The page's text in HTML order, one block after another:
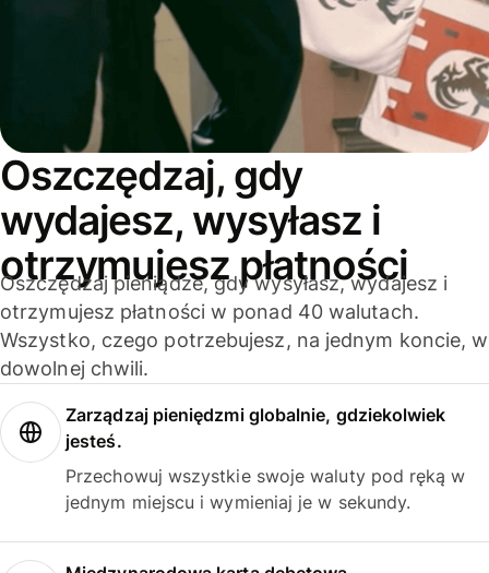
Oszczędzaj, gdy
wydajesz, wysyłasz i
otrzymujesz płatności
Oszczędzaj pieniądze, gdy wysyłasz, wydajesz i
otrzymujesz płatności w ponad 40 walutach.
Wszystko, czego potrzebujesz, na jednym koncie, w
dowolnej chwili.
Zarządzaj pieniędzmi globalnie, gdziekolwiek
jesteś.
Przechowuj wszystkie swoje waluty pod ręką w
jednym miejscu i wymieniaj je w sekundy.